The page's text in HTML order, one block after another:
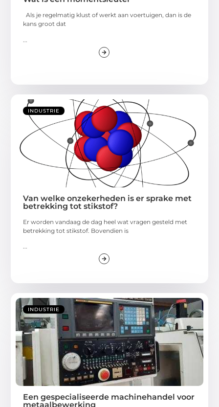
Als je regelmatig klust of werkt aan voertuigen, dan is de
kans groot dat
INDUSTRIE
Van welke onzekerheden is er sprake met
betrekking tot stikstof?
Er worden vandaag de dag heel wat vragen gesteld met
betrekking tot stikstof. Bovendien is
...
INDUSTRIE
Een gespecialiseerde machinehandel voor
metaalbewerking